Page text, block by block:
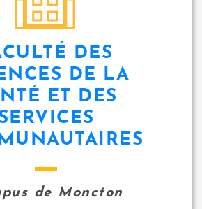
DES
DE LA
ET DES
de Moncton